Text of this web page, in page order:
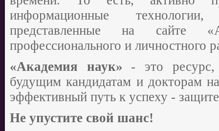
информационные
представленные на сайте
профессионального и личностного
«Академия наук»
- это ресурс,
будущим кандидатам и докторам
эффективный путь к успеху -
Не упустите свой шанс!